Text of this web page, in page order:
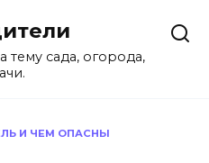
тему сада, огорода,
И ЧЕМ ОПАСНЫ